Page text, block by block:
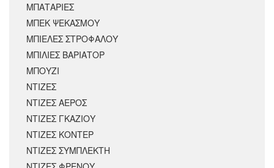
ΜΠΑΤΑΡΙΕΣ
ΜΠΕΚ ΨΕΚΑΣΜΟΥ
ΜΠΙΕΛΕΣ ΣΤΡΟΦΑΛΟΥ
ΜΠΙΛΙΕΣ ΒΑΡΙΑΤΟΡ
ΜΠΟΥΖΙ
ΝΤΙΖΕΣ
ΝΤΙΖΕΣ ΑΕΡΟΣ
ΝΤΙΖΕΣ ΓΚΑΖΙΟΥ
ΝΤΙΖΕΣ ΚΟΝΤΕΡ
ΝΤΙΖΕΣ ΣΥΜΠΛΕΚΤΗ